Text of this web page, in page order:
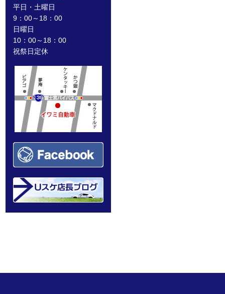
平日・土曜日
9：00～18：00
日曜日
10：00～18：00
祝祭日定休